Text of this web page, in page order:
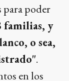
para poder
familias, y
o sea,
.
en los